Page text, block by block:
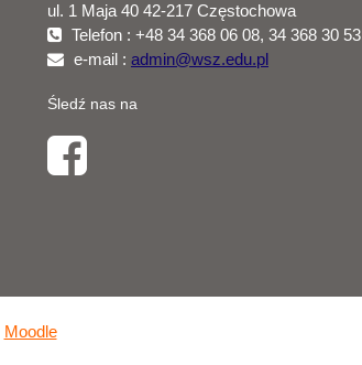
ul. 1 Maja 40 42-217 Częstochowa
Telefon : +48 34 368 06 08, 34 368 30 53
e-mail : admin@wsz.edu.pl
Śledź nas na
Moodle